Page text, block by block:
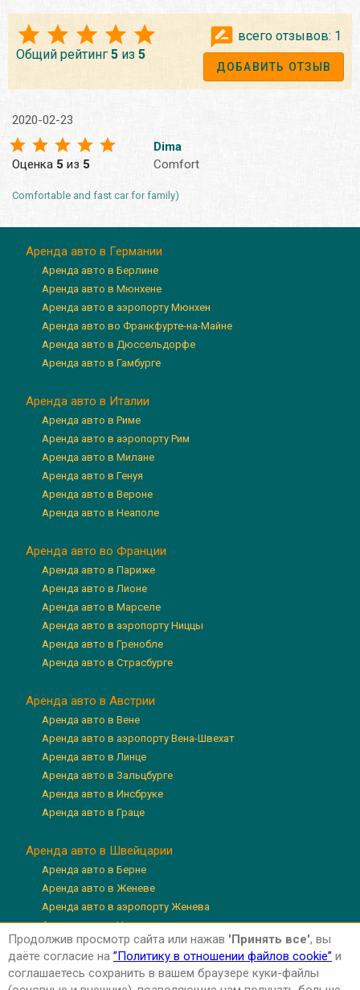
Общий рейтинг 5 из 5
всего отзывов: 1
ДОБАВИТЬ ОТЗЫВ
2020-02-23
Оценка 5 из 5
Dima
Comfort
Comfortable and fast car for family)
Аренда авто в Германии
Аренда авто в Берлине
Аренда авто в Мюнхене
Аренда авто в аэропорту Мюнхен
Аренда авто во Франкфурте-на-Майне
Аренда авто в Дюссельдорфе
Аренда авто в Гамбурге
Аренда авто в Италии
Аренда авто в Риме
Аренда авто в аэропорту Рим
Аренда авто в Милане
Аренда авто в Генуя
Аренда авто в Вероне
Аренда авто в Неаполе
Аренда авто во Франции
Аренда авто в Париже
Аренда авто в Лионе
Аренда авто в Марселе
Аренда авто в аэропорту Ниццы
Аренда авто в Гренобле
Аренда авто в Страсбурге
Аренда авто в Австрии
Аренда авто в Вене
Аренда авто в аэропорту Вена-Швехат
Аренда авто в Линце
Аренда авто в Зальцбурге
Аренда авто в Инсбруке
Аренда авто в Граце
Аренда авто в Швейцарии
Аренда авто в Берне
Аренда авто в Женеве
Аренда авто в аэропорту Женева
Аренда авто в Цюрихе
Аренда авто в аэропорту Цюрих
Аренда авто в Люцерне
Продолжив просмотр сайта или нажав 'Принять все', вы
даёте согласие на ”Политику в отношении файлов cookie” и
соглашаетесь сохранить в вашем браузере куки-файлы